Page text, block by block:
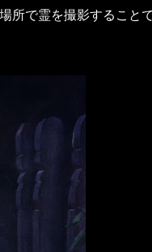
所で霊を撮影すること